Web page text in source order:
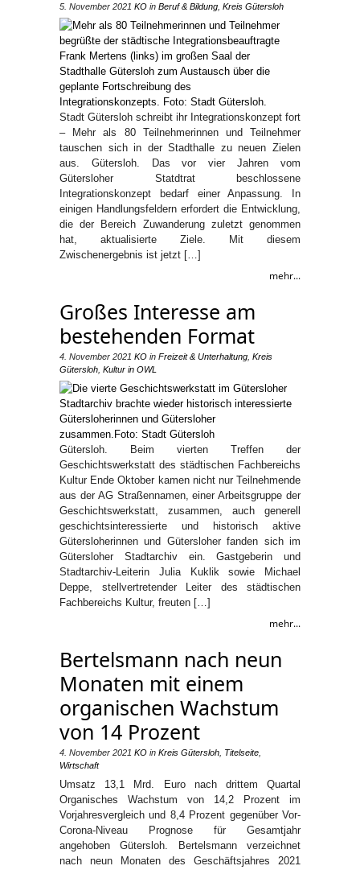
5. November 2021 KO in Beruf & Bildung Kreis Gütersloh
Stadt Gütersloh schreibt ihr Integrationskonzept fort
– Mehr als 80 Teilnehmerinnen und Teilnehmer
tauschen sich in der Stadthalle zu neuen Zielen
aus. Gütersloh. Das vor vier Jahren vom
Gütersloher Statdtrat beschlossene
Integrationskonzept bedarf einer Anpassung. In
einigen Handlungsfeldern erfordert die Entwicklung,
die der Bereich Zuwanderung zuletzt genommen
hat, aktualisierte Ziele. Mit diesem
Zwischenergebnis ist jetzt […]
mehr...
Großes Interesse am
bestehenden Format
4. November 2021 KO in Freizeit & Unterhaltung Kreis
Gütersloh Kultur in OWL
Gütersloh. Beim vierten Treffen der
Geschichtswerkstatt des städtischen Fachbereichs
Kultur Ende Oktober kamen nicht nur Teilnehmende
aus der AG Straßennamen, einer Arbeitsgruppe der
Geschichtswerkstatt, zusammen, auch generell
geschichtsinteressierte und historisch aktive
Gütersloherinnen und Gütersloher fanden sich im
Gütersloher Stadtarchiv ein. Gastgeberin und
Stadtarchiv-Leiterin Julia Kuklik sowie Michael
Deppe, stellvertretender Leiter des städtischen
Fachbereichs Kultur, freuten […]
mehr...
Bertelsmann nach neun
Monaten mit einem
organischen Wachstum
von 14 Prozent
4. November 2021 KO in Kreis Gütersloh Titelseite
Wirtschaft
Umsatz 13,1 Mrd. Euro nach drittem Quartal
Organisches Wachstum von 14,2 Prozent im
Vorjahresvergleich und 8,4 Prozent gegenüber Vor-
Corona-Niveau Prognose für Gesamtjahr
angehoben Gütersloh. Bertelsmann verzeichnet
nach neun Monaten des Geschäftsjahres 2021